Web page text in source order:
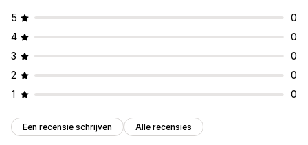
5
0
4
0
3
0
2
0
1
0
Een recensie schrijven Alle recensies